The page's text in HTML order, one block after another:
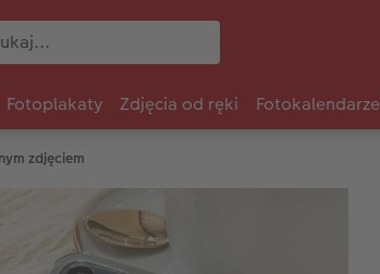
Fotoplakaty Zdjęcia od ręki Fotokalendarze
zdjęciem